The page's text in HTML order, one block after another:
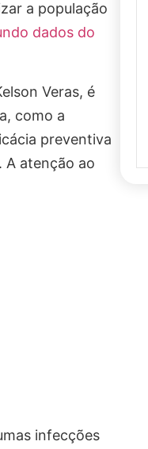
a população
dados do
Veras, é
como a
preventiva
A atenção ao
infecções